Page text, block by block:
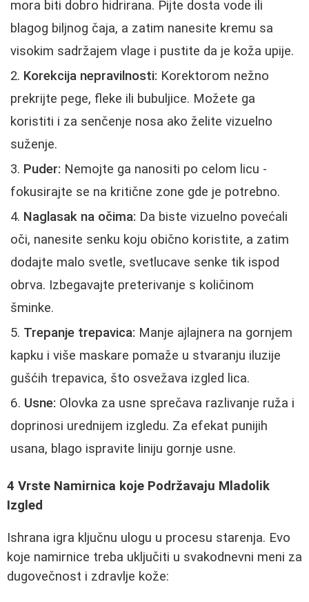
mora biti dobro hidrirana. Pijte dosta vode ili
blagog biljnog čaja, a zatim nanesite kremu sa
visokim sadržajem vlage i pustite da je koža upije.
Korekcija nepravilnosti: Korektorom nežno
prekrijte pege, fleke ili bubuljice. Možete ga
koristiti i za senčenje nosa ako želite vizuelno
suženje.
Puder: Nemojte ga nanositi po celom licu -
fokusirajte se na kritične zone gde je potrebno.
Naglasak na očima: Da biste vizuelno povećali
oči, nanesite senku koju obično koristite, a zatim
dodajte malo svetle, svetlucave senke tik ispod
obrva. Izbegavajte preterivanje s količinom
šminke.
Trepanje trepavica: Manje ajlajnera na gornjem
kapku i više maskare pomaže u stvaranju iluzije
gušćih trepavica, što osvežava izgled lica.
Usne: Olovka za usne sprečava razlivanje ruža i
doprinosi urednijem izgledu. Za efekat punijih
usana, blago ispravite liniju gornje usne.
4 Vrste Namirnica koje Podržavaju Mladolik
Izgled
Ishrana igra ključnu ulogu u procesu starenja. Evo
koje namirnice treba uključiti u svakodnevni meni za
dugovečnost i zdravlje kože: